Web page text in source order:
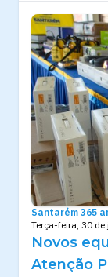
Santarém 365
Terça-feira, 30
Novos
Atenção